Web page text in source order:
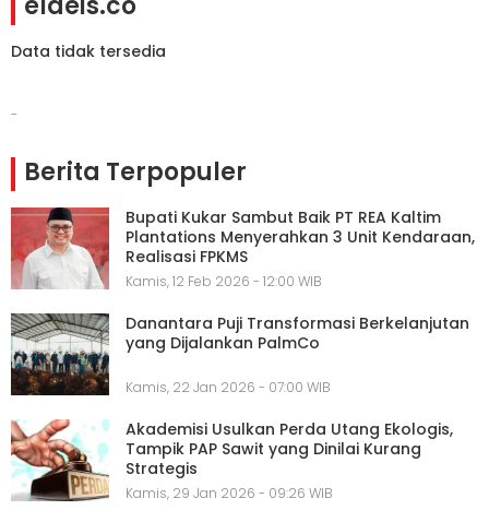
Data tidak tersedia
-
Berita Terpopuler
Bupati Kukar Sambut Baik PT REA Kaltim
Plantations Menyerahkan 3 Unit Kendaraan,
Realisasi FPKMS
Kamis, 12 Feb 2026 - 12:00 WIB
Danantara Puji Transformasi Berkelanjutan
yang Dijalankan PalmCo
Kamis, 22 Jan 2026 - 07:00 WIB
Akademisi Usulkan Perda Utang Ekologis,
Tampik PAP Sawit yang Dinilai Kurang
Strategis
Kamis, 29 Jan 2026 - 09:26 WIB